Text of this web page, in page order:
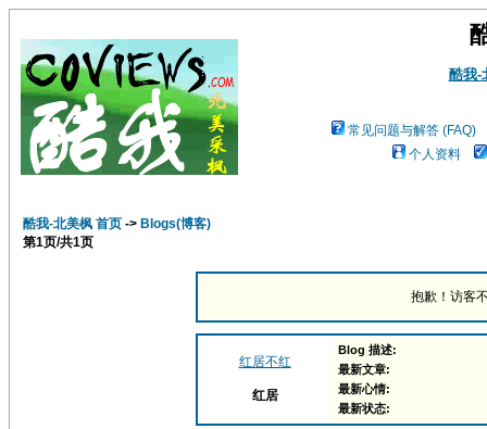
酷我-
常见问题与解答 (FAQ)
个人资料
酷我-北美枫 首页 -> Blogs(博客)
第1页/共1页
抱歉！访客
红居不红
红居
Blog 描述:
最新文章:
最新心情:
最新状态: